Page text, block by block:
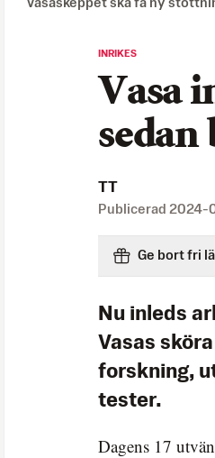
Vasaskeppet ska få ny
INRIKES
Vasa
sedan
TT
Publicerad 2024-
Ge bort fri
Nu inleds
Vasas
forskning,
tester.
Dagens 17